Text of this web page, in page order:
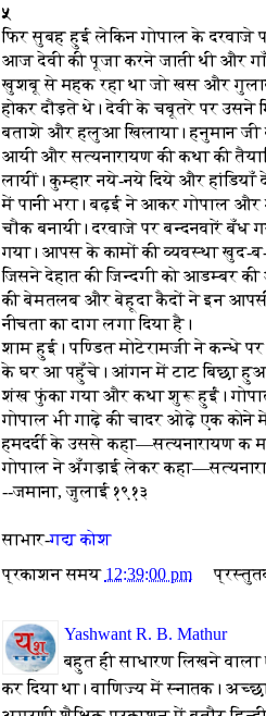
५
फिर सुबह हुई लेकिन गोपाल के दरवाजे
आज देवी की पूजा करने जाती थी और
खुशबू से महक रहा था जो खस और
होकर दौड़ते थे। देवी के चबूतरे पर उसने
बताशे और हलुआ खिलाया। हनुमान जी
आयी और सत्यनारायण की कथा की
लायीं। कुम्हार नये-नये दिये और
में पानी भरा। बढ़ई ने आकर गोपाल और
चौक बनायी। दरवाजे पर बन्दनवारें
गया। आपस के कामों की व्यवस्था खुद-
जिसने देहात की जिन्दगी को आडम्बर
की बेमतलब और बेहूदा कैदों ने इन
नीचता का दाग लगा दिया है।
शाम हुई। पण्डित मोटेरामजी ने कन्धे
के घर आ पहुँचे। आंगन में टाट बिछा हुआ
शंख फुंका गया और कथा शुरू हुईं।
गोपाल भी गाढ़े की चादर ओढ़े एक कोने
हमदर्दी के उससे कहा—सत्यनारायण क
गोपाल ने अँगड़ाई लेकर
--जमाना, जुलाई १९१३
साभार-गद्य कोश
प्रकाशन समय 12:39:00 pm
Yashwant R. B. Mathur
बहुत ही साधारण लिखने
कर दिया था। वाणिज्य में स्नातक।